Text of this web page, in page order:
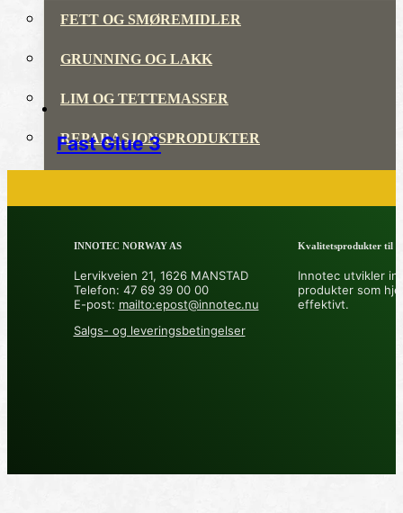
FETT OG SMØREMIDLER
GRUNNING OG LAKK
LIM OG TETTEMASSER
REPARASJONSPRODUKTER
ADDITIVER
VERKTØY OG TILBEHØR
Fast Glue 3
INNOTEC NORWAY AS
Lervikveien 21, 1626 MANSTAD
Telefon: 47 69 39 00 00
E-post: mailto:epost@innotec.nu
Salgs- og leveringsbetingelser
Kvalitetsprodukter til å
Innotec utvikler
produkter som
effektivt.